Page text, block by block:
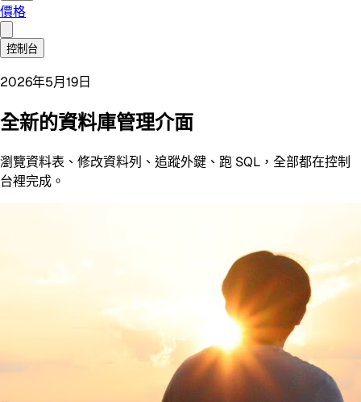
價格
控制台
2026年5月19日
全新的資料庫管理介面
瀏覽資料表、修改資料列、追蹤外鍵、跑 SQL，全部都在控制
台裡完成。